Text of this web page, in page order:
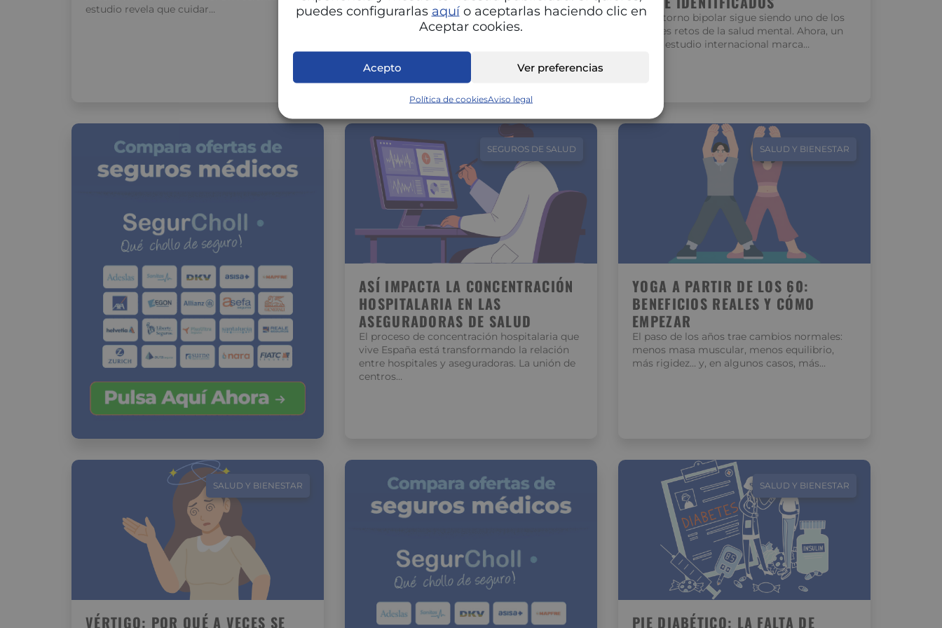
puedes configurarlas aquío aceptarlas haciendo clic en
Aceptar cookies.
Acepto Ver preferencias
Política de cookiesAviso legal
estudio revela que cuidar…
menstrual puede marcar una gran diferencia
en tu energía, estado de ánimo…
El trastorno bipolar sigue siendo uno de los
grandes retos de la salud mental. Ahora, un
nuevo estudio internacional marca…
SEGUROS DE SALUD
ASÍ IMPACTA LA CONCENTRACIÓN
HOSPITALARIA EN LAS
ASEGURADORAS DE SALUD
El proceso de concentración hospitalaria que
vive España está transformando la relación
entre hospitales y aseguradoras. La unión de
centros…
SALUD Y BIENESTAR
YOGA A PARTIR DE LOS 60:
BENEFICIOS REALES Y CÓMO
EMPEZAR
El paso de los años trae cambios normales:
menos masa muscular, menos equilibrio,
más rigidez… y, en algunos casos, más…
SALUD Y BIENESTAR
VÉRTIGO: POR QUÉ A VECES SE
SALUD Y BIENESTAR
PIE DIABÉTICO: LA FALTA DE